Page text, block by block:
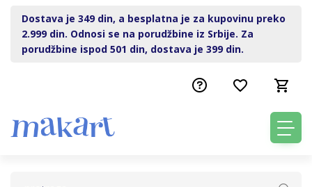
Dostava je 349 din, a besplatna je za kupovinu preko
2.999 din. Odnosi se na porudžbine iz Srbije. Za
porudžbine ispod 501 din, dostava je 399 din.